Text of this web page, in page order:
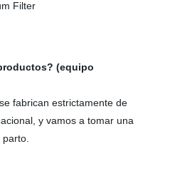
(equipo
fabrican estrictamente de
y vamos a tomar una